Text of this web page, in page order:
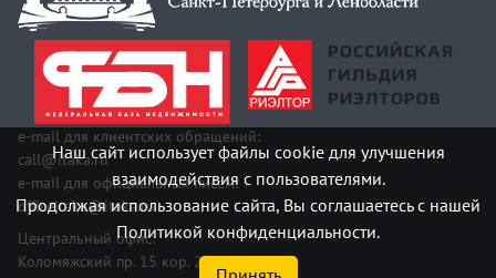
e-mail для клиентских обращений:
call@itaka.ru
e-mail для официальных писем:
officeitaka@itaka.ru
Центральный офис:
Коломяжский пр. 15 кор. 2
Наш сайт использует файлы cookie для улучшения
взаимодействия с пользователями.
Продолжая использование сайта, Вы соглашаетесь с нашей
Политикой конфиденциальности.